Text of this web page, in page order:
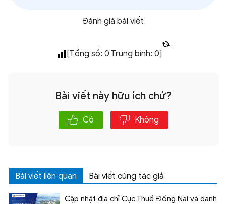
Đánh giá bài viết
[Tổng số: 0 Trung bình: 0]
Bài viết này hữu ích chứ?
Có Không
Bài viết liên quan Bài viết cùng tác giả
Cập nhật địa chỉ Cục Thuế Đồng Nai và danh